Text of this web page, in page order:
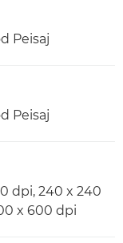
Peisaj
Peisaj
dpi, 240 x 240
x 600 dpi